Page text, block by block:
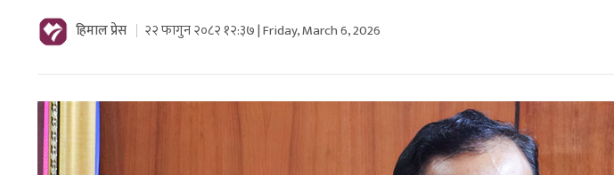
हिमाल प्रेस २२ फागुन २०८२ १२:३७ | Friday, March 6, 2026